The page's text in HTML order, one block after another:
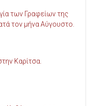
των Γραφείων της
τον μήνα Αύγουστο.
Καρίτσα.